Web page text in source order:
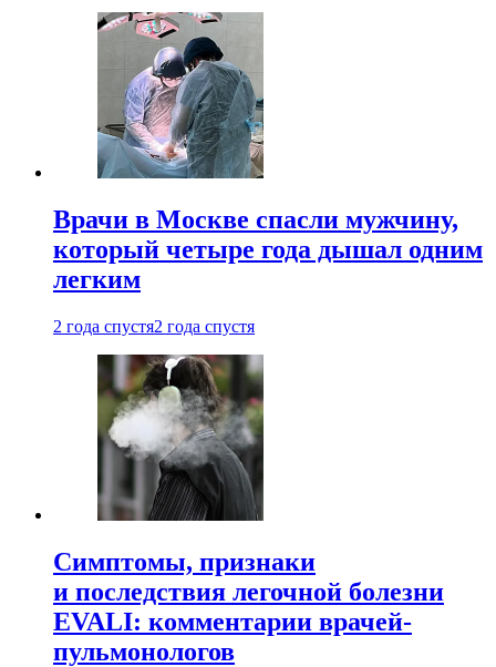
Врачи в Москве спасли мужчину,
который четыре года дышал одним
легким
2 года спустя2 года спустя
Симптомы, признаки
и последствия легочной болезни
EVALI: комментарии врачей-
пульмонологов